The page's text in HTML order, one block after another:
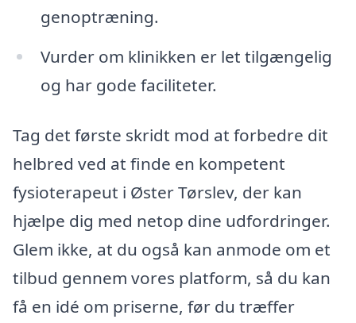
genoptræning.
Vurder om klinikken er let tilgængelig
og har gode faciliteter.
Tag det første skridt mod at forbedre dit
helbred ved at finde en kompetent
fysioterapeut i Øster Tørslev, der kan
hjælpe dig med netop dine udfordringer.
Glem ikke, at du også kan anmode om et
tilbud gennem vores platform, så du kan
få en idé om priserne, før du træffer